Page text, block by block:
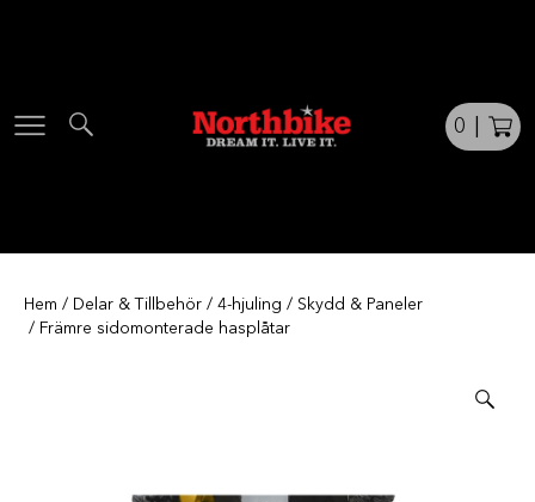
0
Hem / Delar & Tillbehör / 4-hjuling / Skydd & Paneler
/ Främre sidomonterade hasplåtar